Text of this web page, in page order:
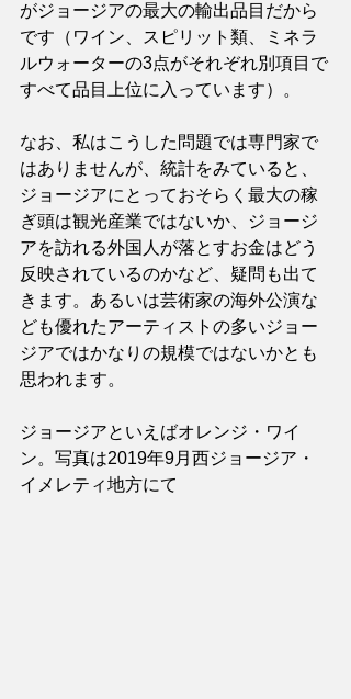
がジョージアの最大の輸出品目だから
です（ワイン、スピリット類、ミネラ
ルウォーターの3点がそれぞれ別項目で
すべて品目上位に入っています）。
なお、私はこうした問題では専門家で
はありませんが、統計をみていると、
ジョージアにとっておそらく最大の稼
ぎ頭は観光産業ではないか、ジョージ
アを訪れる外国人が落とすお金はどう
反映されているのかなど、疑問も出て
きます。あるいは芸術家の海外公演な
ども優れたアーティストの多いジョー
ジアではかなりの規模ではないかとも
思われます。
ジョージアといえばオレンジ・ワイ
ン。写真は2019年9月西ジョージア・
イメレティ地方にて